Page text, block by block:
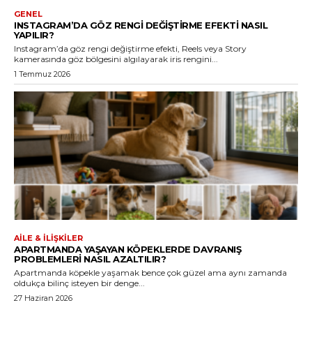
GENEL
INSTAGRAM’DA GÖZ RENGI DEĞIŞTIRME EFEKTI NASIL
YAPILIR?
Instagram’da göz rengi değiştirme efekti, Reels veya Story
kamerasında göz bölgesini algılayarak iris rengini...
1 Temmuz 2026
AILE & İLIŞKILER
APARTMANDA YAŞAYAN KÖPEKLERDE DAVRANIŞ
PROBLEMLERI NASIL AZALTILIR?
Apartmanda köpekle yaşamak bence çok güzel ama aynı zamanda
oldukça bilinç isteyen bir denge...
27 Haziran 2026